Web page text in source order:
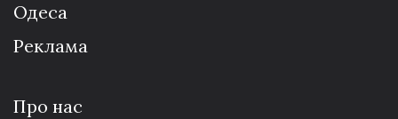
Одеса
Реклама
Про нас